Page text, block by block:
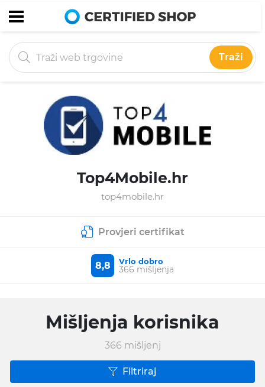
Traži
Top4Mobile.hr
top4mobile.hr
Provjeri certifikat
8,8 Vrlo dobro
366 mišljenja
Mišljenja korisnika
366 mišljenj
Filtriraj